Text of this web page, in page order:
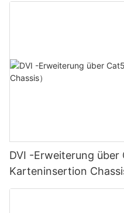
DVI -Erweiterung über
Karteninsertion